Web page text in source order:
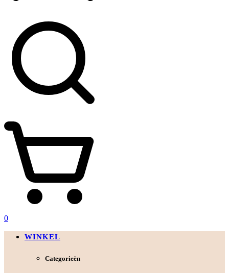
0
WINKEL
Categorieën